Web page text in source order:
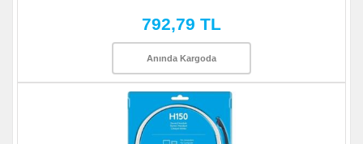
792,79 TL
Anında Kargoda